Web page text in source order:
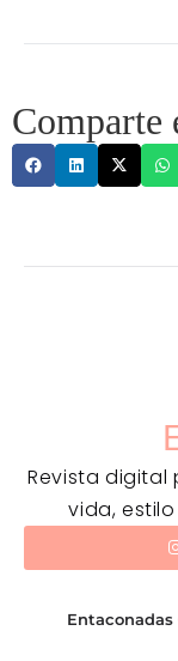
Comparte
Revista digital
vida,
Entaconadas